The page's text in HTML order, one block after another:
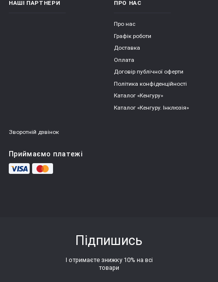
НАШІ ПАРТНЕРИ ПРО НАС
Про нас
Графік роботи
Доставка
Оплата
Договір публічної оферти
Політика конфіденційності
Каталог «Кенгуру»
Каталог «Кенгуру. Інклюзія»
Зворотній дзвінок
Приймаємо платежі
Підпишись
І отримаєте знижку 10% на всі
товари